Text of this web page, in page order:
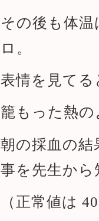
その後も体
ロ。
表情を見て
籠もった熱
朝の採血の結
事を先生か
（正常値は